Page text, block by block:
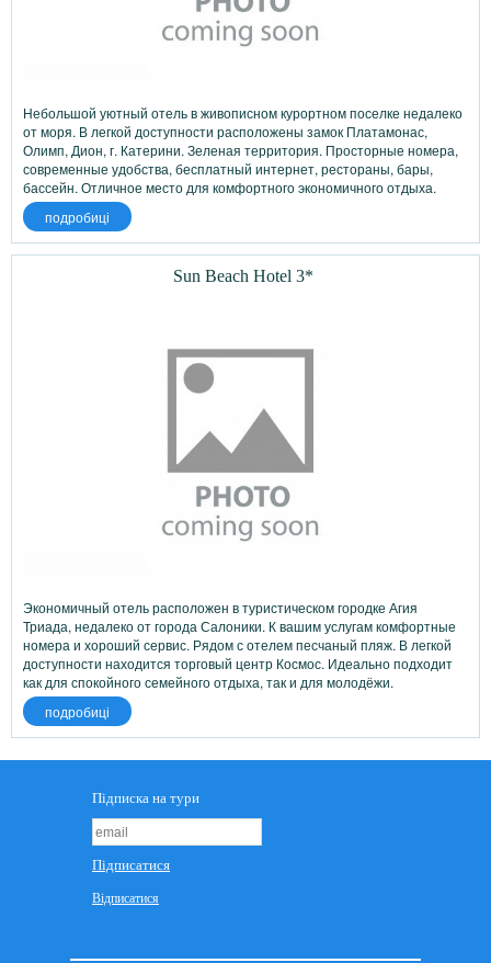
Небольшой уютный отель в живописном курортном поселке недалеко
от моря. В легкой доступности расположены замок Платамонас,
Олимп, Дион, г. Катерини. Зеленая территория. Просторные номера,
современные удобства, бесплатный интернет, рестораны, бары,
бассейн. Отличное место для комфортного экономичного отдыха.
подробиці
Sun Beach Hotel 3*
Экономичный отель расположен в туристическом городке Агия
Триада, недалеко от города Салоники. К вашим услугам комфортные
номера и хороший сервис. Рядом с отелем песчаный пляж. В легкой
доступности находится торговый центр Космос. Идеально подходит
как для спокойного семейного отдыха, так и для молодёжи.
подробиці